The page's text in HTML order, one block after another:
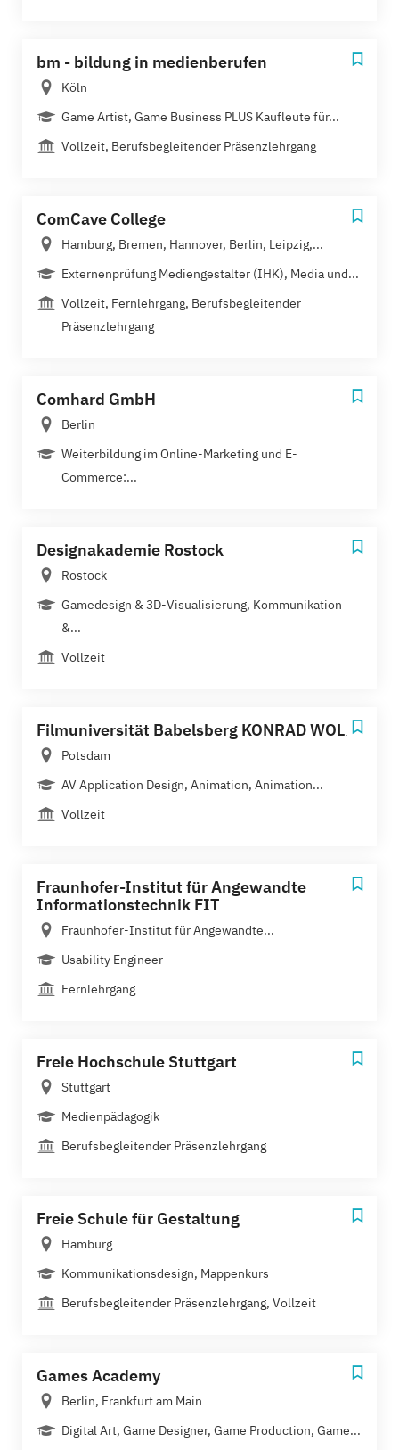
bm - bildung in medienberufen
Köln
Game Artist, Game Business PLUS Kaufleute für...
Vollzeit, Berufsbegleitender Präsenzlehrgang
ComCave College
Hamburg, Bremen, Hannover, Berlin, Leipzig,...
Externenprüfung Mediengestalter (IHK), Media und...
Vollzeit, Fernlehrgang, Berufsbegleitender
Präsenzlehrgang
Comhard GmbH
Berlin
Weiterbildung im Online-Marketing und E-
Commerce:...
Designakademie Rostock
Rostock
Gamedesign & 3D-Visualisierung, Kommunikation
&...
Vollzeit
Filmuniversität Babelsberg KONRAD WOLF
Potsdam
AV Application Design, Animation, Animation...
Vollzeit
Fraunhofer-Institut für Angewandte
Informationstechnik FIT
Fraunhofer-Institut für Angewandte...
Usability Engineer
Fernlehrgang
Freie Hochschule Stuttgart
Stuttgart
Medienpädagogik
Berufsbegleitender Präsenzlehrgang
Freie Schule für Gestaltung
Hamburg
Kommunikationsdesign, Mappenkurs
Berufsbegleitender Präsenzlehrgang, Vollzeit
Games Academy
Berlin, Frankfurt am Main
Digital Art, Game Designer, Game Production, Game...